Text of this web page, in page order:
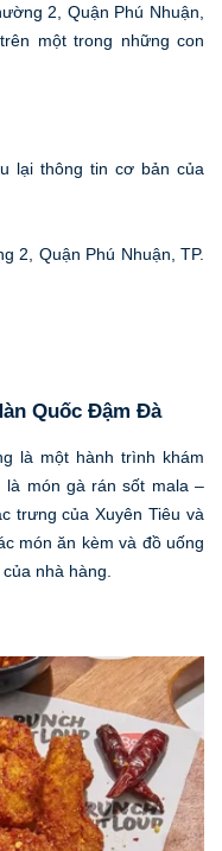
2, Quận Phú Nhuận,
một trong những con
lại thông tin cơ bản của
2, Quận Phú Nhuận, TP.
Quốc Đậm Đà
là một hành trình khám
là món gà rán sốt mala –
trưng của Xuyên Tiêu và
món ăn kèm và đồ uống
nhà hàng.